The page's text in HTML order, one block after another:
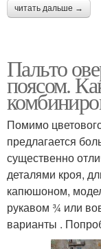
читать дальше →
Пальто
поясом.
Помимо
предлагается
существенно
деталями кроя,
капюшоном,
рукавом ¾ или
варианты .